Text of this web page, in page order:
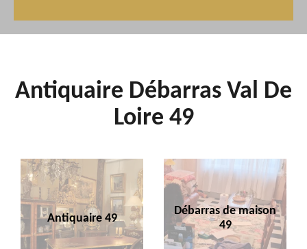
Antiquaire Débarras Val De
Loire 49
Antiquaire 49
Débarras de maison
49